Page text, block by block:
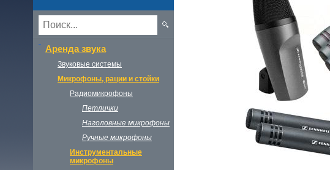
Аренда звука
Звуковые системы
Микрофоны, рации и стойки
Радиомикрофоны
Петлички
Наголовные микрофоны
Ручные микрофоны
Инструментальные
микрофоны